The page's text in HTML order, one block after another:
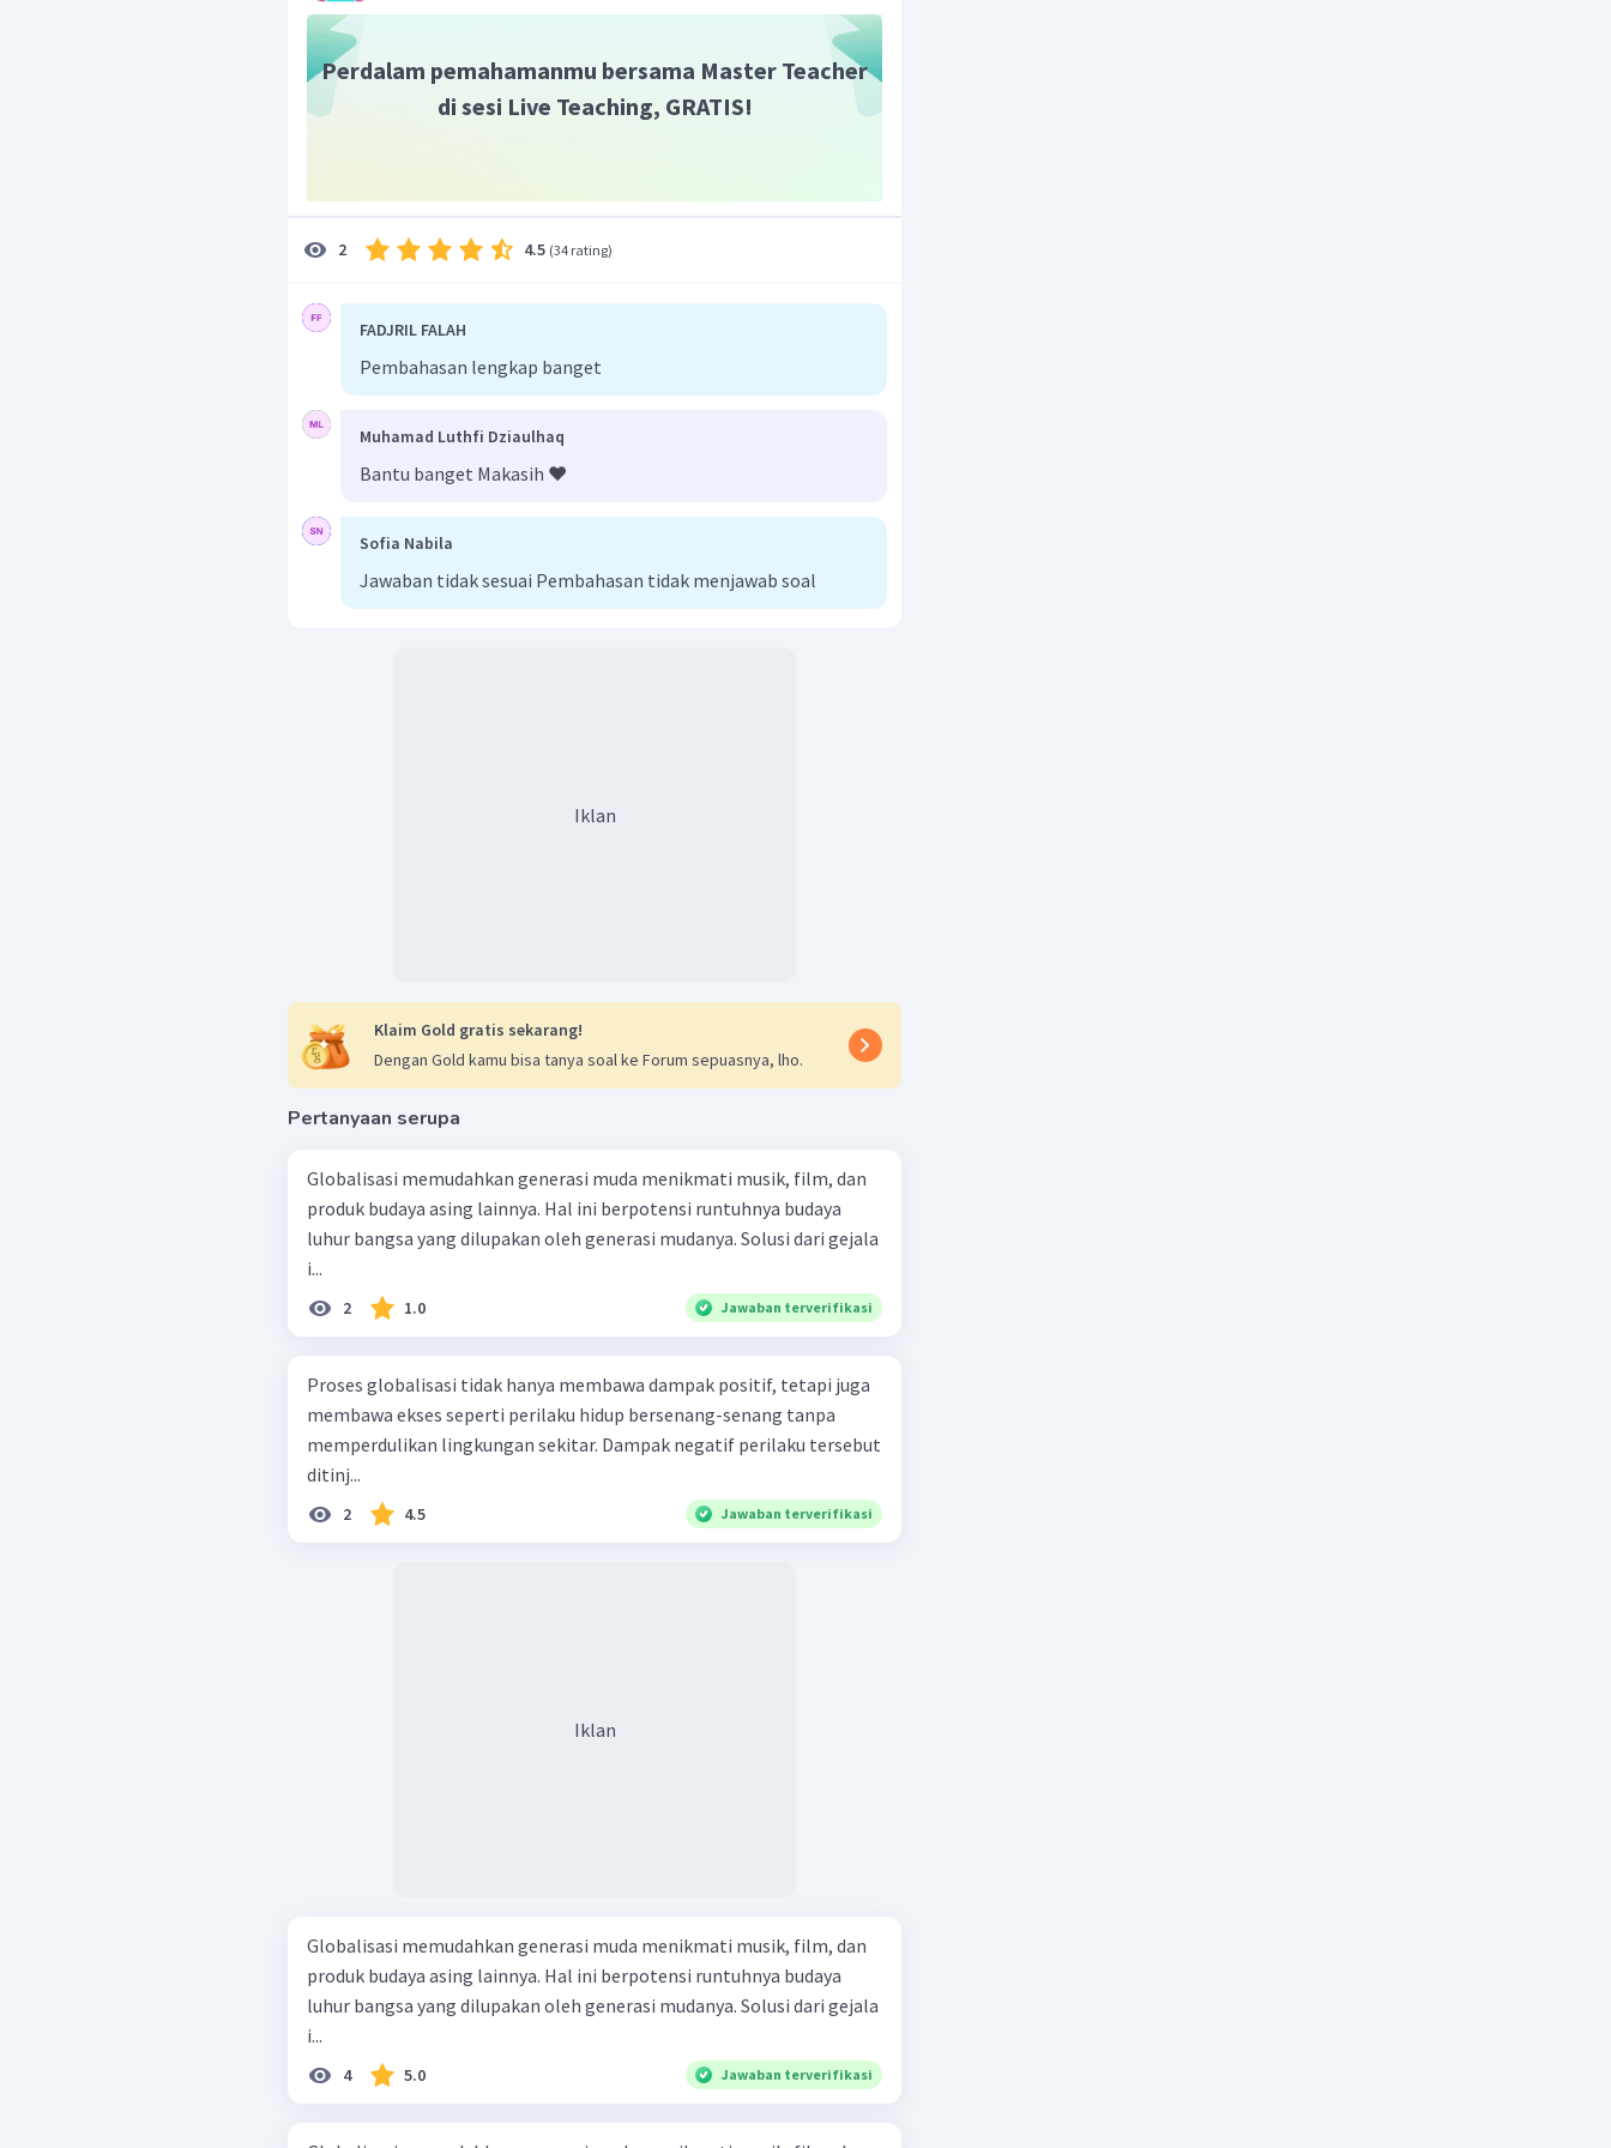
Perdalam pemahamanmu bersama Master Teacher
di sesi Live Teaching, GRATIS!
2 4.5 (34 rating)
FADJRIL FALAH
Pembahasan lengkap banget
Muhamad Luthfi Dziaulhaq
Bantu banget Makasih ❤️
Sofia Nabila
Jawaban tidak sesuai Pembahasan tidak menjawab soal
Iklan
Klaim Gold gratis sekarang!
Dengan Gold kamu bisa tanya soal ke Forum sepuasnya, lho.
Pertanyaan serupa
Globalisasi memudahkan generasi muda menikmati musik, film, dan
produk budaya asing lainnya. Hal ini berpotensi runtuhnya budaya
luhur bangsa yang dilupakan oleh generasi mudanya. Solusi dari gejala
i...
2 1.0 Jawaban terverifikasi
Proses globalisasi tidak hanya membawa dampak positif, tetapi juga
membawa ekses seperti perilaku hidup bersenang-senang tanpa
memperdulikan lingkungan sekitar. Dampak negatif perilaku tersebut
ditinj...
2 4.5 Jawaban terverifikasi
Iklan
Globalisasi memudahkan generasi muda menikmati musik, film, dan
produk budaya asing lainnya. Hal ini berpotensi runtuhnya budaya
luhur bangsa yang dilupakan oleh generasi mudanya. Solusi dari gejala
i...
4 5.0 Jawaban terverifikasi